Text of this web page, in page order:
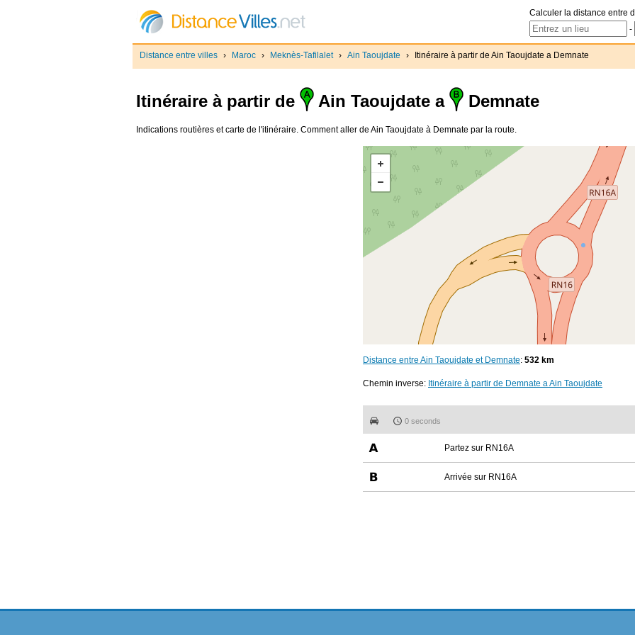
Calculer la distance entre
-
Distance entre villes › Maroc › Meknès-Tafilalet › Ain Taoujdate › Itinéraire à partir de Ain Taoujdate a Demnate
Itinéraire à partir de Ain Taoujdate a Demnate
Indications routières et carte de l'itinéraire. Comment aller de Ain Taoujdate à Demnate par la route.
Distance entre Ain Taoujdate et Demnate: 532 km
Chemin inverse: Itinéraire à partir de Demnate a Ain Taoujdate
0 seconds
Partez sur RN16A
Arrivée sur RN16A